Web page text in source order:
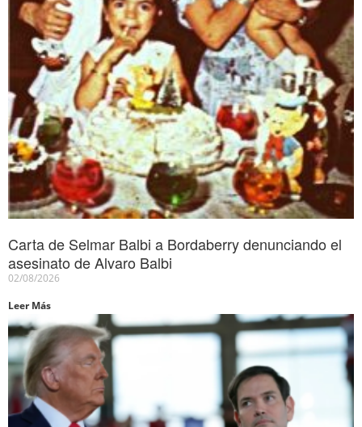
Carta de Selmar Balbi a Bordaberry denunciando el
asesinato de Alvaro Balbi
02/08/2026
Leer Más